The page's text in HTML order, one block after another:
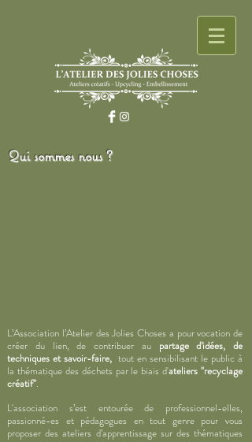
Qui sommes nous ?
L’Association l’Atelier des Jolies Choses a pour vocation de
créer du lien, de contribuer au partage d’idées, de
techniques et savoir-faire, ​tout en sensibilisant le public à
la thématique des déchets par le biais d'ateliers "recyclage
créatif".
L'association s’est entourée de professionnel-elles,
passionné-es et pédagogues en tout genre pour vous
proposer des ateliers d’apprentissage sur des thématiques